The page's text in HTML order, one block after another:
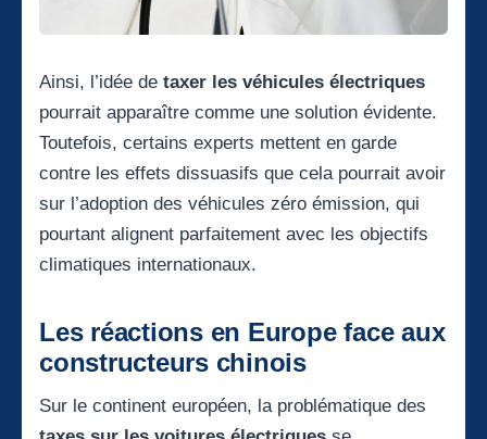
Ainsi, l’idée de taxer les véhicules électriques
pourrait apparaître comme une solution évidente.
Toutefois, certains experts mettent en garde
contre les effets dissuasifs que cela pourrait avoir
sur l’adoption des véhicules zéro émission, qui
pourtant alignent parfaitement avec les objectifs
climatiques internationaux.
Les réactions en Europe face aux
constructeurs chinois
Sur le continent européen, la problématique des